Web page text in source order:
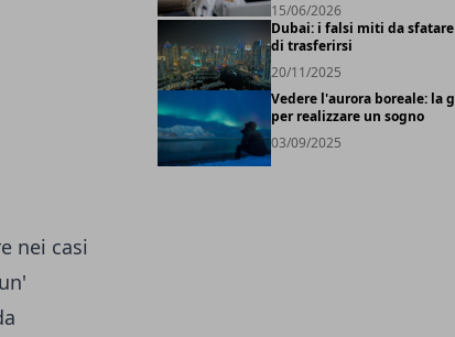
nei casi
15/06/2026
Dubai: i falsi miti da
di trasferirsi
20/11/2025
Vedere l'aurora boreale: la
per realizzare un sogno
03/09/2025